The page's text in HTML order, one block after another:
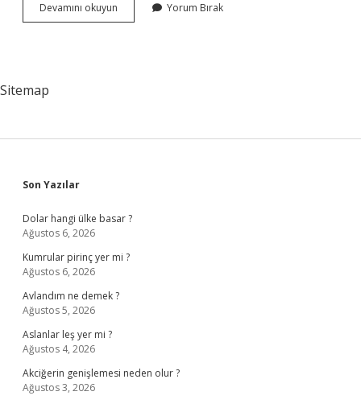
Devamını okuyun
Gecesi
Yorum Bırak
Sitemap
Sidebar
Son Yazılar
Dolar hangi ülke basar ?
Ağustos 6, 2026
Kumrular pirinç yer mi ?
Ağustos 6, 2026
Avlandım ne demek ?
Ağustos 5, 2026
Aslanlar leş yer mi ?
Ağustos 4, 2026
Akciğerin genişlemesi neden olur ?
Ağustos 3, 2026